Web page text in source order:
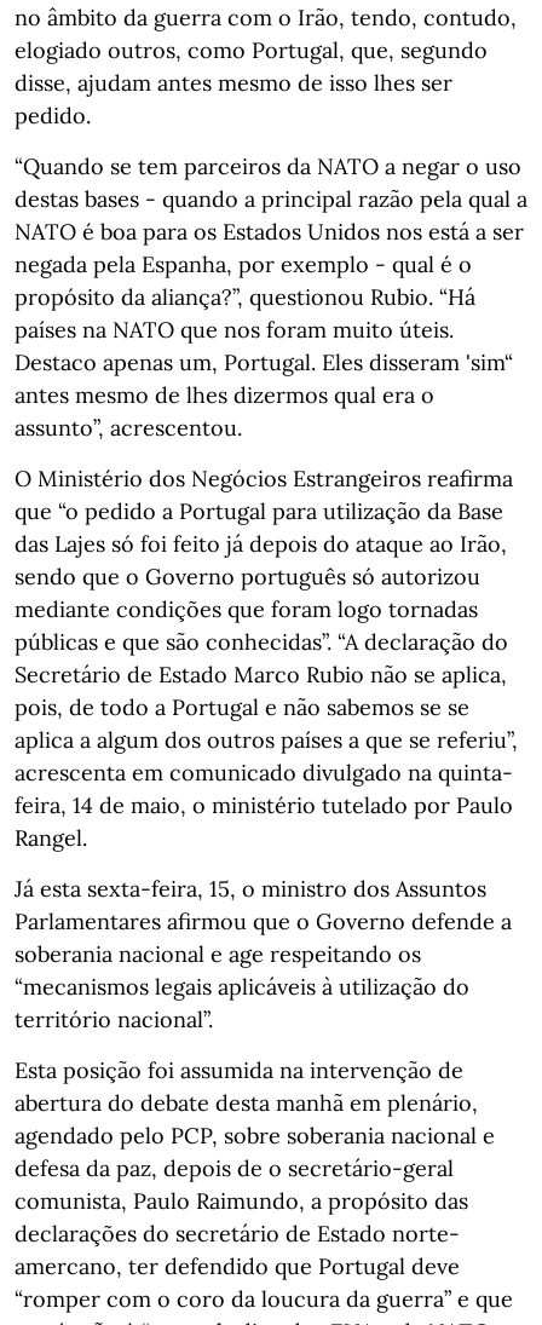
no âmbito da guerra com o Irão, tendo, contudo,
elogiado outros, como Portugal, que, segundo
disse, ajudam antes mesmo de isso lhes ser
pedido.
“Quando se tem parceiros da NATO a negar o uso
destas bases - quando a principal razão pela qual a
NATO é boa para os Estados Unidos nos está a ser
negada pela Espanha, por exemplo - qual é o
propósito da aliança?”, questionou Rubio. “Há
países na NATO que nos foram muito úteis.
Destaco apenas um, Portugal. Eles disseram 'sim“
antes mesmo de lhes dizermos qual era o
assunto”, acrescentou.
O Ministério dos Negócios Estrangeiros reafirma
que “o pedido a Portugal para utilização da Base
das Lajes só foi feito já depois do ataque ao Irão,
sendo que o Governo português só autorizou
mediante condições que foram logo tornadas
públicas e que são conhecidas”. “A declaração do
Secretário de Estado Marco Rubio não se aplica,
pois, de todo a Portugal e não sabemos se se
aplica a algum dos outros países a que se referiu”,
acrescenta em comunicado divulgado na quinta-
feira, 14 de maio, o ministério tutelado por Paulo
Rangel.
Já esta sexta-feira, 15, o ministro dos Assuntos
Parlamentares afirmou que o Governo defende a
soberania nacional e age respeitando os
“mecanismos legais aplicáveis à utilização do
território nacional”.
Esta posição foi assumida na intervenção de
abertura do debate desta manhã em plenário,
agendado pelo PCP, sobre soberania nacional e
defesa da paz, depois de o secretário-geral
comunista, Paulo Raimundo, a propósito das
declarações do secretário de Estado norte-
amercano, ter defendido que Portugal deve
“romper com o coro da loucura da guerra” e que